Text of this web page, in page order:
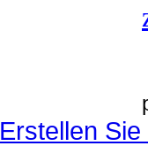
Erstellen